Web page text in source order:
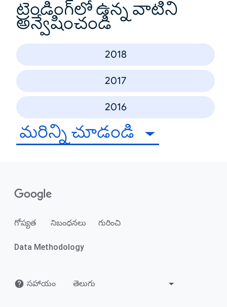
ట్రెండింగ్‌లో ఉన్న వాటిని
అన్వేషించండి
2018
2017
2016
మరిన్ని చూడండి
గోప్యత నిబంధనలు గురించి
Data Methodology
సహాయం